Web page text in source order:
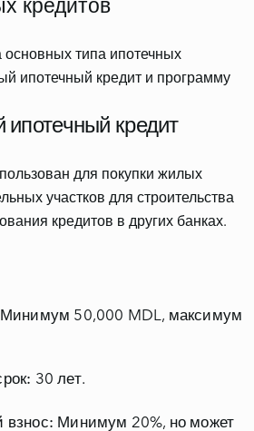
основных типа ипотечных
ипотечный кредит и программу
ипотечный кредит
для покупки жилых
участков для строительства
Минимум 50,000 MDL, максимум
30 лет.
взнос: Минимум 20%, но может